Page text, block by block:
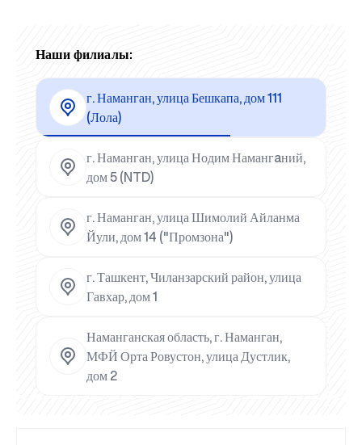
Наши филиалы:
г. Наманган, улица Бешкапа, дом 111
(Лола)
г. Наманган, улица Нодим Намангaний,
дом 5 (NTD)
г. Наманган, улица Шимолий Айланма
Йули, дом 14 ("Промзона")
г. Ташкент, Чиланзарский район, улица
Гавхар, дом 1
Наманганская область, г. Наманган,
МФЙ Орта Ровустон, улица Дустлик,
дом 2